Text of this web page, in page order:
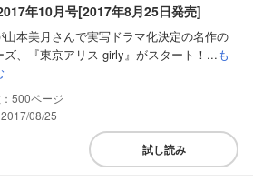
年10月号[2017年8月25日発売]
山本美月さんで実写ドラマ化決定の名作の
ズ、『東京アリス girly』がスタート！...も
500
08/25
試し読み